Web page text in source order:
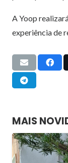
A Yoop
experiência de
MAIS